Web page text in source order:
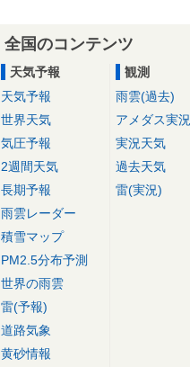
全国のコンテンツ
天気予報
天気予報
世界天気
気圧予報
2週間天気
長期予報
雨雲レーダー
積雪マップ
PM2.5分布予測
世界の雨雲
雷(予報)
道路気象
黄砂情報
観測
雨雲(過去)
アメダス実況
実況天気
過去天気
雷(実況)